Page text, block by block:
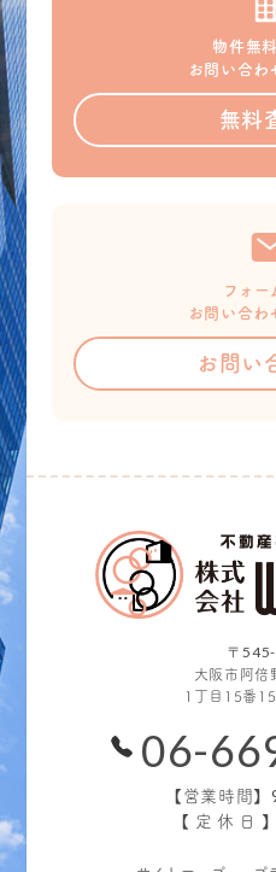
物件無
お問い合わ
無料
フォー
お問い合わ
お問い
〒
大阪市阿倍
1丁目15番
06-
【営業時間】
【定休日】